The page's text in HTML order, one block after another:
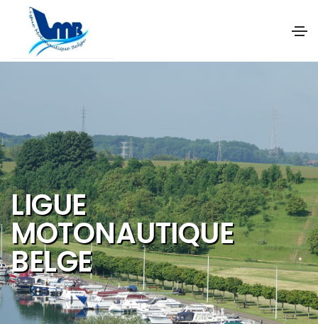
NOS OBJECTIFS
DE PROMOUVOIR
DEVELOPPER :
Les activités et
sports nautiques
Le tourisme de
qualité